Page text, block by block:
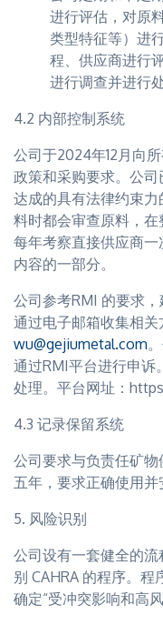
进行评估，对原
类型特征等）进
程、供应商进行
进行调查并进行处
4.2 内部控制系统
公司于2024年12月向
政策和采购要求。公
达成的具有法律约束
料时都会审查原料，
每年考察直接供应商
内容的一部分。
公司参考RMI 的要求
通过电子邮箱收集相关
wu@gejiumetal.com
通过RMI平台进行申诉
处理。平台网址：
4.3 记录保留系统
公司要求与负责任矿
五年，要求正确使用并
5. 风险识别
公司设有一套健全的
别 CAHRA 的程序。程
确定“受冲突影响和高